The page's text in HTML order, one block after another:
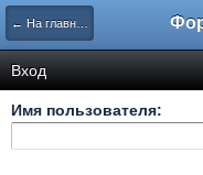
← На главную
Вход
Имя пользователя: